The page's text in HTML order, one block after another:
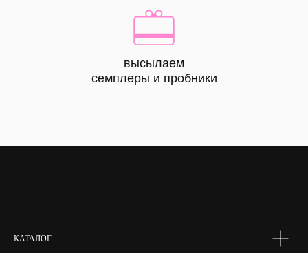
высылаем
семплеры и пробники
КАТАЛОГ
волосы